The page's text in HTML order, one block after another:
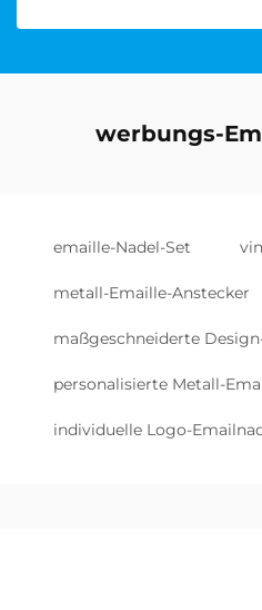
werbungs-
emaille-Nadel-Set
metall-Emaille-Anstecker
maßgeschneiderte
personalisierte Metall-
individuelle Logo-